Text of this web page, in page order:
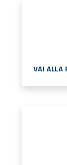
VAI ALLA